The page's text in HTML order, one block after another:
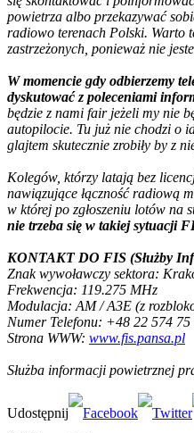
powietrza albo przekazywać
radiowo terenach Polski. Warto
zastrzeżonych, ponieważ nie
W momencie gdy odbierzemy
dyskutować z poleceniami
będzie z nami fair jeżeli my nie
autopilocie. Tu już nie chodzi o
glajtem skutecznie zrobiły by z
Kolegów, którzy latają bez
nawiązujące łączność radiową
w której po zgłoszeniu lotów na
nie trzeba się w takiej sytuacji
KONTAKT DO FIS (Służby
Znak wywoławczy sektora:
Frekwencja: 119.275 MHz
Modulacja: AM / A3E (z
Numer Telefonu: +48 22 574
Strona WWW: www.fis.pansa.pl
Służba informacji powietrznej